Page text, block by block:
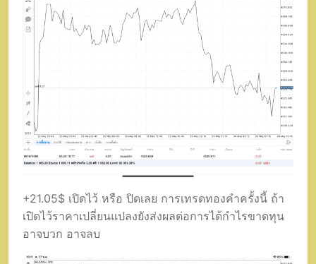
+21.05$ เปิดไว้ หรือ ปิดเลย การเทรดทองคำครั้งนี้ ถ้า
เปิดไว้ราคาเปลี่ยนแปลงยังส่งผลต่อการได้กำไรขาดทุน
อาจบวก อาจลบ